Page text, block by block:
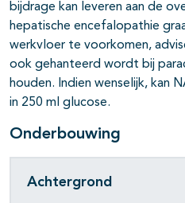
bijdrage kan leveren aan de
hepatische encefalopathie
werkvloer te voorkomen,
ook gehanteerd wordt bij
houden. Indien wenselijk, kan
in 250 ml glucose.
Onderbouwing
Achtergrond